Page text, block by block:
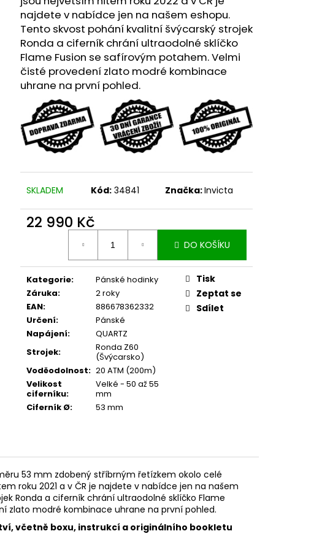
najdete v nabídce jen na našem eshopu.
Tento skvost pohání kvalitní švýcarský strojek
Ronda a ciferník chrání ultraodolné sklíčko
Flame Fusion se safírovým potahem. Velmi
čisté provedení zlato modré kombinace
uhrane na první pohled.
SKLADEM Kód: 34841 Značka:Invicta
22 990 Kč
DO KOŠÍKU
Kategorie:
Pánské hodinky
Záruka:
2 roky
EAN:
886678362332
Určení:
Pánské
Napájení:
QUARTZ
Strojek:
Ronda Z60
(Švýcarsko)
Voděodolnost: 20 ATM (200m)
Velikost
ciferníku:
Velké - 50 až 55
mm
Ciferník Ø: 53 mm
Tisk
Zeptat se
Sdílet
53 mm zdobený stříbrným řetízkem okolo celé
roku 2021 a v ČR je najdete v nabídce jen na našem
Ronda a ciferník chrání ultraodolné sklíčko Flame
zlato modré kombinace uhrane na první pohled.
včetně boxu, instrukcí a originálního bookletu